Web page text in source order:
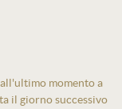
momento a
il giorno successivo